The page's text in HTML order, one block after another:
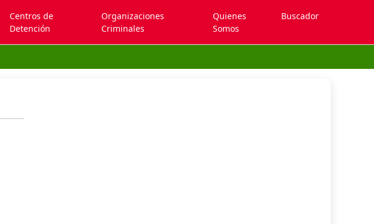
Centros de
Detención
Organizaciones
Criminales
Quienes
Somos
Buscador